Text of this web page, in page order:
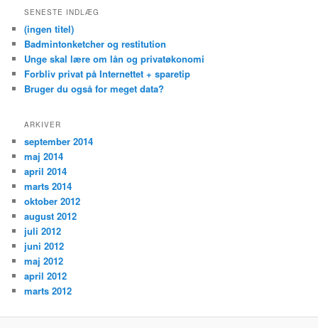
SENESTE INDLÆG
(ingen titel)
Badmintonketcher og restitution
Unge skal lære om lån og privatøkonomi
Forbliv privat på Internettet + sparetip
Bruger du også for meget data?
ARKIVER
september 2014
maj 2014
april 2014
marts 2014
oktober 2012
august 2012
juli 2012
juni 2012
maj 2012
april 2012
marts 2012